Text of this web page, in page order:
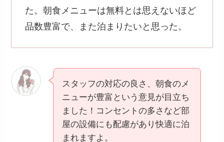
た。朝食メニューは無料とは思えないほど
品数豊富で、また泊まりたいと思った。
スタッフの対応の良さ、朝食のメ
ニューが豊富という意見が目立ち
ました！コンセントの多さなど部
屋の設備にも配慮があり快適に泊
まれますよ。